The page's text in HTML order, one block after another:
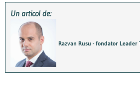
Un articol de:
Razvan Rusu - fondator Leader